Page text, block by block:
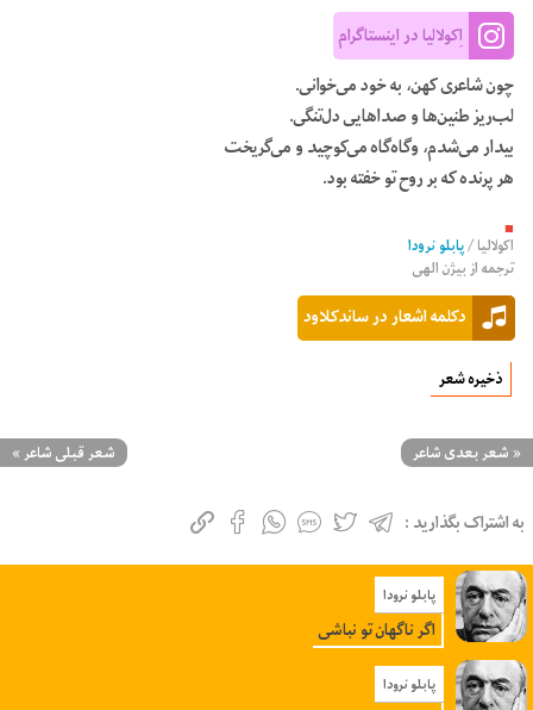
اِکولالیا در اینستاگرام
چون شاعری کهن، به خود می‌خوانی.
لب‌ریز طنین‌ها و صداهایی دل‌تنگی.
بیدار می‌شدم، وگاه‌گاه می‌کوچید و می‌گریخت
هر پرنده که بر روح تو خفته بود.
■
اکولالیا/پابلو نرودا
ترجمه ازبیژن الهی
دکلمه اشعار در ساندکلاود
ذخیره شعر
« شعر بعدی شاعر شعر قبلی شاعر»
به اشتراک بگذارید :
پابلو نرودا
اگر ناگهان تو نباشی
پابلو نرودا